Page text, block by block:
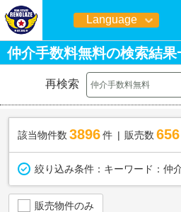
Language
日本語
仲介手数料無料の検索結果
再検索
該当物件数 3896件 販売数 656
絞り込み条件： キーワード：仲
販売物件のみ